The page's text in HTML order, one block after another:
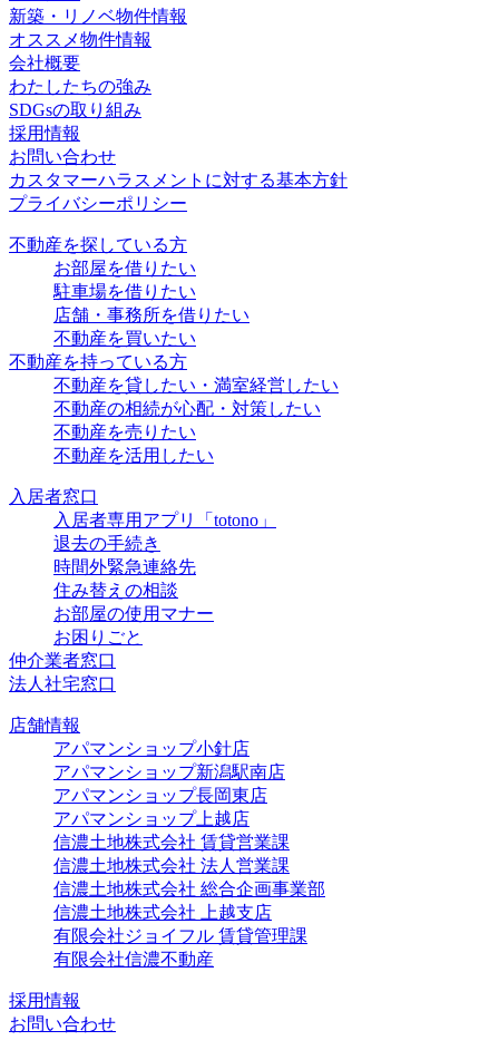
新築・リノベ物件情報
オススメ物件情報
会社概要
わたしたちの強み
SDGsの取り組み
採用情報
お問い合わせ
カスタマーハラスメントに対する基本方針
プライバシーポリシー
不動産を探している方
お部屋を借りたい
駐車場を借りたい
店舗・事務所を借りたい
不動産を買いたい
不動産を持っている方
不動産を貸したい・満室経営したい
不動産の相続が心配・対策したい
不動産を売りたい
不動産を活用したい
入居者窓口
入居者専用アプリ「totono」
退去の手続き
時間外緊急連絡先
住み替えの相談
お部屋の使用マナー
お困りごと
仲介業者窓口
法人社宅窓口
店舗情報
アパマンショップ小針店
アパマンショップ新潟駅南店
アパマンショップ長岡東店
アパマンショップ上越店
信濃土地株式会社 賃貸営業課
信濃土地株式会社 法人営業課
信濃土地株式会社 総合企画事業部
信濃土地株式会社 上越支店
有限会社ジョイフル 賃貸管理課
有限会社信濃不動産
採用情報
お問い合わせ